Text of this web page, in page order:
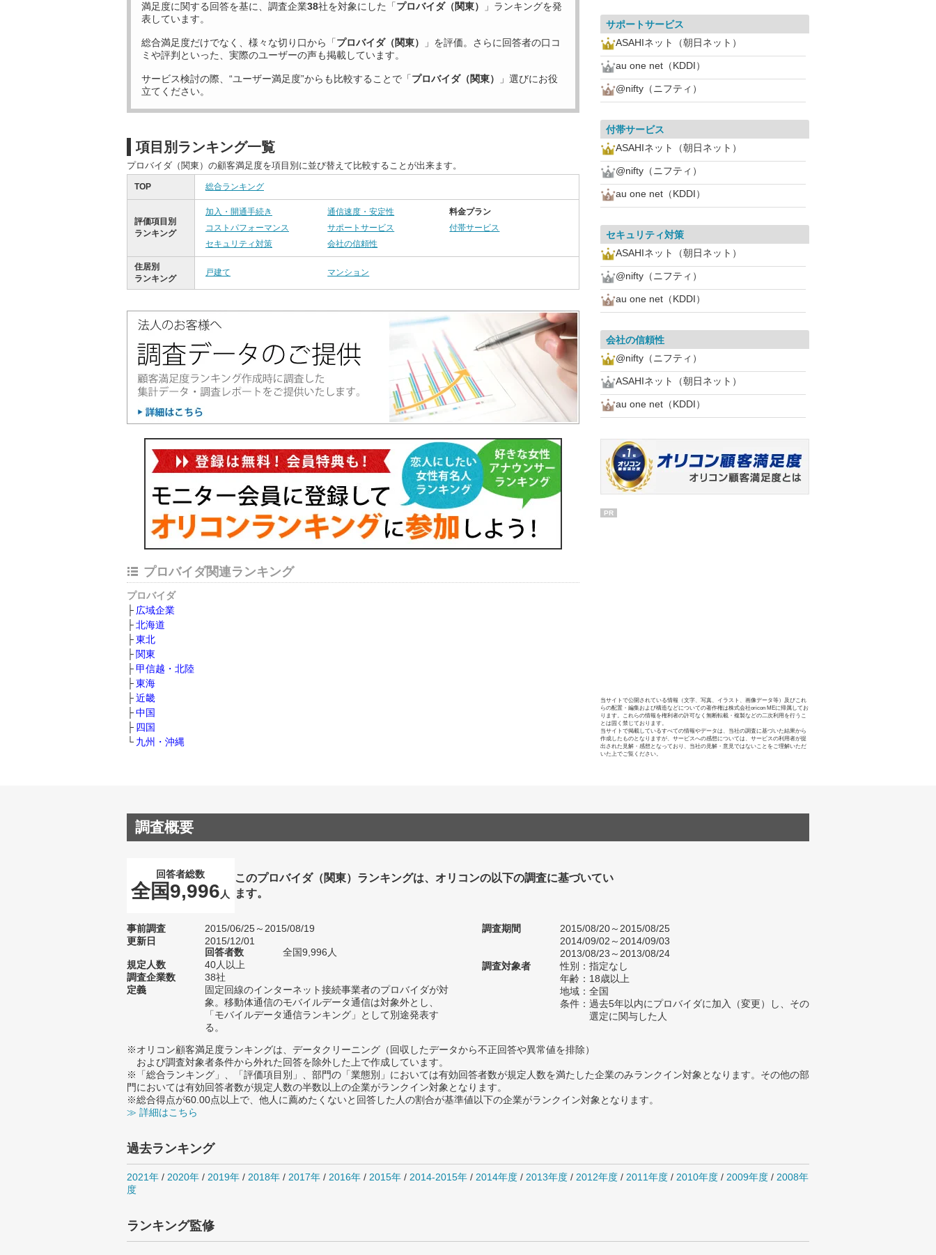
満足度に関する回答を基に、調査企業38社を対象にした「プロバイダ（関東）
」ランキングを発
表しています。
総合満足度だけでなく、様々な切り口から「プロバイダ（関東）
」を評価。さらに回答者の口コ
ミや評判といった、実際のユーザーの声も掲載しています。
サービス検討の際、“ユーザー満足度”からも比較することで「プロバイダ（関東）
」選びにお役
立てください。
項目別ランキング一覧
プロバイダ（関東）の顧客満足度を項目別に並び替えて比較することが出来ます。
TOP 総合ランキング
評価項目別
ランキング
加入・開通手続き 通信速度・安定性
料金プラン
コストパフォーマンス
サポートサービス
付帯サービス
セキュリティ対策
会社の信頼性
住居別
ランキング
戸建て マンション
プロバイダ関連ランキング
プロバイダ
広域企業
北海道
東北
関東
甲信越・北陸
東海
近畿
中国
四国
九州・沖縄
サポートサービス
ASAHIネット（朝日ネット）
au one net（KDDI）
@nifty（ニフティ）
付帯サービス
ASAHIネット（朝日ネット）
@nifty（ニフティ）
au one net（KDDI）
セキュリティ対策
ASAHIネット（朝日ネット）
@nifty（ニフティ）
au one net（KDDI）
会社の信頼性
@nifty（ニフティ）
ASAHIネット（朝日ネット）
au one net（KDDI）
PR
当サイトで公開されている情報（文字、写真、イラスト、画像データ等）及びこれ
らの配置・編集および構造などについての著作権は株式会社oricon MEに帰属してお
ります。これらの情報を権利者の許可なく無断転載・複製などの二次利用を行うこ
とは固く禁じております。
当サイトで掲載しているすべての情報やデータは、当社の調査に基づいた結果から
作成したものとなりますが、サービスへの感想については、サービスの利用者が提
出された見解・感想となっており、当社の見解・意見ではないことをご理解いただ
いた上でご覧ください。
調査概要
回答者総数
全国9,996 人
このプロバイダ（関東）ランキングは、オリコンの以下の調査に基づいてい
ます。
事前調査
2015/06/25～2015/08/19
更新日
2015/12/01
回答者数
全国9,996人
規定人数
40人以上
調査企業数
38社
定義
固定回線のインターネット接続事業者のプロバイダが対
象。移動体通信のモバイルデータ通信は対象外とし、
「モバイルデータ通信ランキング」として別途発表す
る。
調査期間
2015/08/20～2015/08/25
2014/09/02～2014/09/03
2013/08/23～2013/08/24
調査対象者
性別：指定なし
年齢：18歳以上
地域：全国
条件：過去5年以内にプロバイダに加入（変更）し、その
選定に関与した人
※オリコン顧客満足度ランキングは、データクリーニング（回収したデータから不正回答や異常値を排除）
および調査対象者条件から外れた回答を除外した上で作成しています。
※「総合ランキング」、「評価項目別」、部門の「業態別」においては有効回答者数が規定人数を満たした企業のみランクイン対象となります。その他の部
門においては有効回答者数が規定人数の半数以上の企業がランクイン対象となります。
※総合得点が60.00点以上で、他人に薦めたくないと回答した人の割合が基準値以下の企業がランクイン対象となります。
≫ 詳細はこちら
過去ランキング
2021年 / 2020年 / 2019年 / 2018年 / 2017年 / 2016年 / 2015年 / 2014-2015年 / 2014年度 / 2013年度 / 2012年度 / 2011年度 / 2010年度 / 2009年度 / 2008年
度
ランキング監修